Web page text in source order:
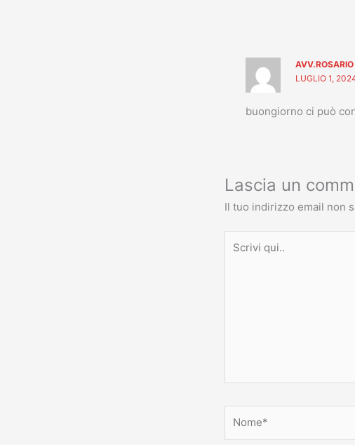
AVV.ROSARIO
LUGLIO 1,
buongiorno ci può
Lascia un
Il tuo indirizzo email non
qui..